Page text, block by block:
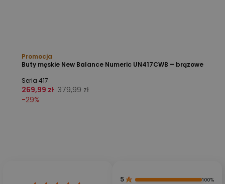
Promocja
Buty męskie New Balance Numeric UN417CWB – brązowe
Seria 417
269,99 zł 379,99 zł
-29%
5 100%